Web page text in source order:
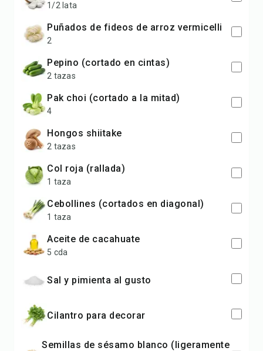
1/2 lata
puñados de fideos de arroz vermicelli
2
pepino (cortado en cintas)
2 tazas
pak choi (cortado a la mitad)
4
hongos shiitake
2 tazas
col roja (rallada)
1 taza
cebollines (cortados en diagonal)
1 taza
aceite de cacahuate
5 cda
sal y pimienta al gusto
cilantro para decorar
semillas de sésamo blanco (ligeramente